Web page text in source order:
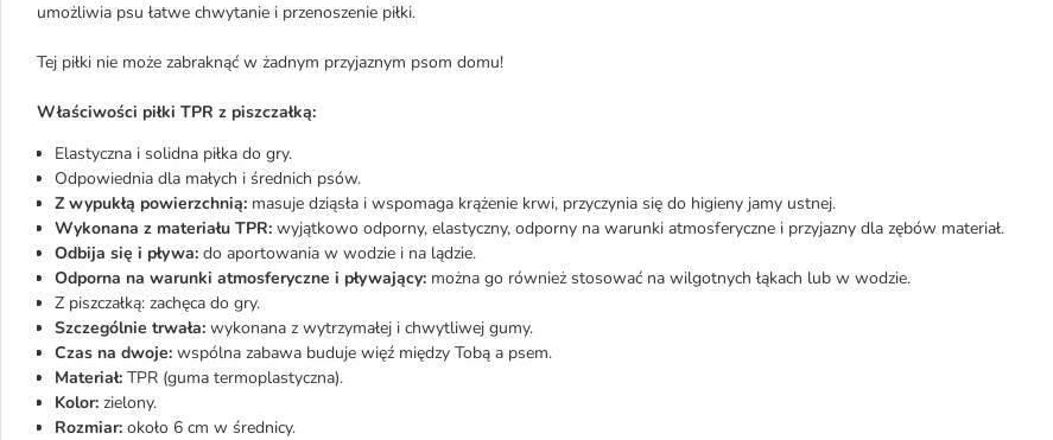
umożliwia psu łatwe chwytanie i przenoszenie piłki.
Tej piłki nie może zabraknąć w żadnym przyjaznym psom domu!
Właściwości piłki TPR z piszczałką:
Elastyczna i solidna piłka do gry.
Odpowiednia dla małych i średnich psów.
Z wypukłą powierzchnią: masuje dziąsła i wspomaga krążenie krwi, przyczynia się do higieny jamy ustnej.
Wykonana z materiału TPR: wyjątkowo odporny, elastyczny, odporny na warunki atmosferyczne i przyjazny dla zębów materiał.
Odbija się i pływa: do aportowania w wodzie i na lądzie.
Odporna na warunki atmosferyczne i pływający: można go również stosować na wilgotnych łąkach lub w wodzie.
Z piszczałką: zachęca do gry.
Szczególnie trwała: wykonana z wytrzymałej i chwytliwej gumy.
Czas na dwoje: wspólna zabawa buduje więź między Tobą a psem.
Materiał: TPR (guma termoplastyczna).
Kolor: zielony.
Rozmiar: około 6 cm w średnicy.